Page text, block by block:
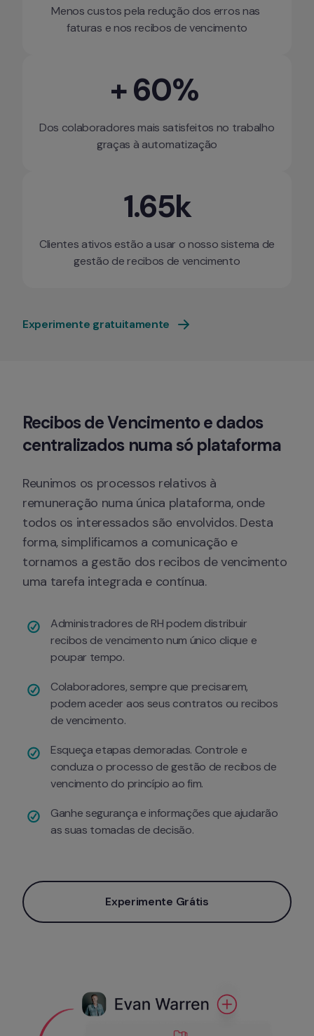
Menos custos pela redução dos erros nas
faturas e nos recibos de vencimento
+ 60%
Dos colaboradores mais satisfeitos no trabalho
graças à automatização
1.65k
Clientes ativos estão a usar o nosso sistema de
gestão de recibos de vencimento
Experimente gratuitamente
Recibos de Vencimento e dados
centralizados numa só plataforma
Reunimos os processos relativos à
remuneração numa única plataforma, onde
todos os interessados são envolvidos. Desta
forma, simplificamos a comunicação e
tornamos a gestão dos recibos de vencimento
uma tarefa integrada e contínua.
Administradores de RH podem distribuir
recibos de vencimento num único clique e
poupar tempo.
Colaboradores, sempre que precisarem,
podem aceder aos seus contratos ou recibos
de vencimento.
Esqueça etapas demoradas. Controle e
conduza o processo de gestão de recibos de
vencimento do princípio ao fim.
Ganhe segurança e informações que ajudarão
as suas tomadas de decisão.
Experimente Grátis